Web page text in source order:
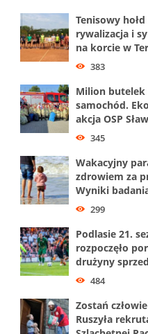
Tenisowy
rywalizacja i
na korcie w
383
Milion butelek
samochód.
akcja OSP
345
Wakacyjny
zdrowiem za
Wyniki
299
Podlasie 21.
rozpoczęło
drużyny
484
Zostań
Ruszyła